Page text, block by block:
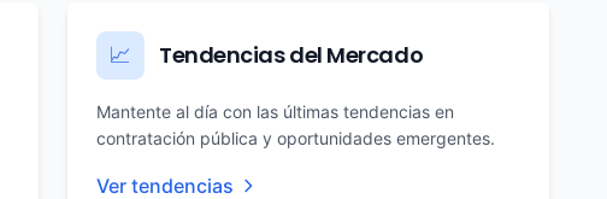
📈 Tendencias del Mercado
Mantente al día con las últimas tendencias en
contratación pública y oportunidades emergentes.
Ver tendencias